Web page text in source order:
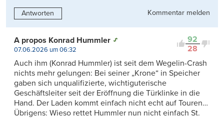
Antworten Kommentar melden
92
28
A propos Konrad Hummler
07.06.2026 um 06:32
Auch ihm (Konrad Hummler) ist seit dem Wegelin-Crash
nichts mehr gelungen: Bei seiner „Krone“ in Speicher
gaben sich unqualifizierte, wichtiguterische
Geschäftsleiter seit der Eröffnung die Türklinke in die
Hand. Der Laden kommt einfach nicht echt auf Touren…
Übrigens: Wieso rettet Hummler nun nicht einfach St.